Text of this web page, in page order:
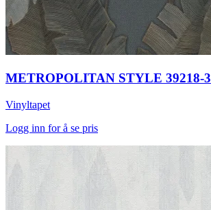
METROPOLITAN STYLE 39218-3
Vinyltapet
Logg inn for å se pris